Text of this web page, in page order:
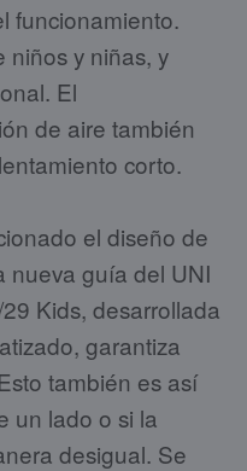
funcionamiento.
niños y niñas, y
El
de aire también
corto.
el diseño de
nueva guía del UNI
Kids, desarrollada
garantiza
también es así
un lado o si la
desigual. Se